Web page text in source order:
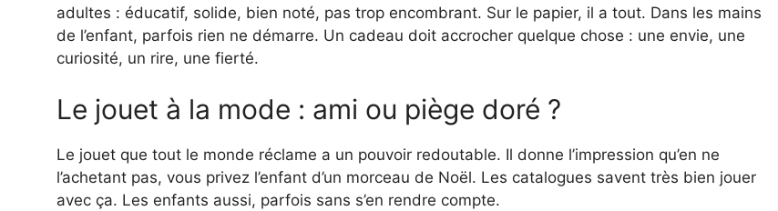
adultes : éducatif, solide, bien noté, pas trop encombrant. Sur le papier, il a tout. Dans les mains
de l’enfant, parfois rien ne démarre. Un cadeau doit accrocher quelque chose : une envie, une
curiosité, un rire, une fierté.
Le jouet à la mode : ami ou piège doré ?
Le jouet que tout le monde réclame a un pouvoir redoutable. Il donne l’impression qu’en ne
l’achetant pas, vous privez l’enfant d’un morceau de Noël. Les catalogues savent très bien jouer
avec ça. Les enfants aussi, parfois sans s’en rendre compte.